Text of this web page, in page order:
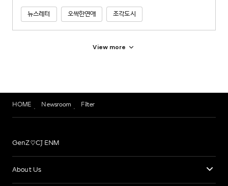
뉴스레터 오싹한연애 조각도시
View more
HOME Newsroom Filter
GenZ♡CJ ENM
About Us